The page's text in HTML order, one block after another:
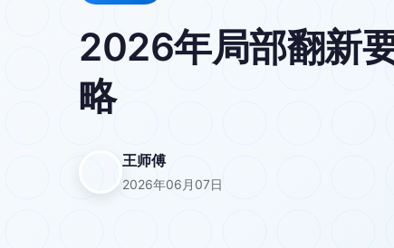
2026年局部翻新
略
王师傅
2026年06月07日